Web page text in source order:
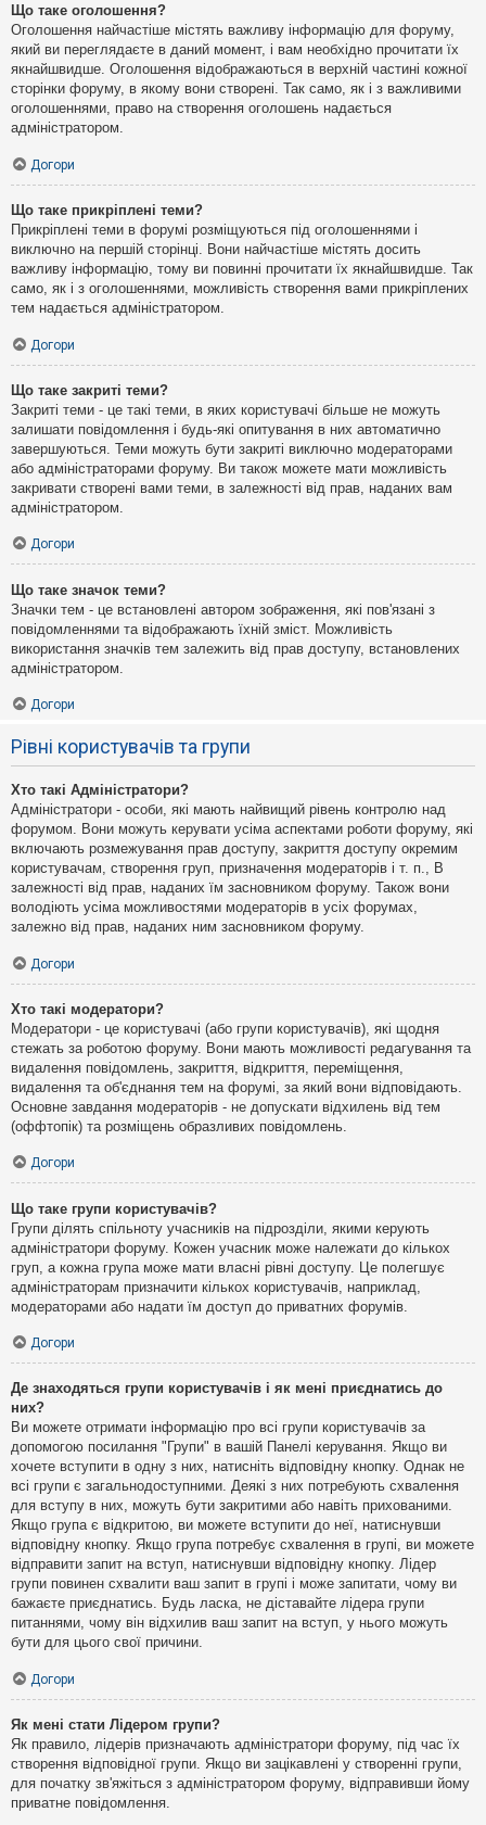
Що таке оголошення?
Оголошення найчастіше містять важливу інформацію для форуму,
який ви переглядаєте в даний момент, і вам необхідно прочитати їх
якнайшвидше. Оголошення відображаються в верхній частині кожної
сторінки форуму, в якому вони створені. Так само, як і з важливими
оголошеннями, право на створення оголошень надається
адміністратором.
Догори
Що таке прикріплені теми?
Прикріплені теми в форумі розміщуються під оголошеннями і
виключно на першій сторінці. Вони найчастіше містять досить
важливу інформацію, тому ви повинні прочитати їх якнайшвидше. Так
само, як і з оголошеннями, можливість створення вами прикріплених
тем надається адміністратором.
Догори
Що таке закриті теми?
Закриті теми - це такі теми, в яких користувачі більше не можуть
залишати повідомлення і будь-які опитування в них автоматично
завершуються. Теми можуть бути закриті виключно модераторами
або адміністраторами форуму. Ви також можете мати можливість
закривати створені вами теми, в залежності від прав, наданих вам
адміністратором.
Догори
Що таке значок теми?
Значки тем - це встановлені автором зображення, які пов'язані з
повідомленнями та відображають їхній зміст. Можливість
використання значків тем залежить від прав доступу, встановлених
адміністратором.
Догори
Рівні користувачів та групи
Хто такі Адміністратори?
Адміністратори - особи, які мають найвищий рівень контролю над
форумом. Вони можуть керувати усіма аспектами роботи форуму, які
включають розмежування прав доступу, закриття доступу окремим
користувачам, створення груп, призначення модераторів і т. п., В
залежності від прав, наданих їм засновником форуму. Також вони
володіють усіма можливостями модераторів в усіх форумах,
залежно від прав, наданих ним засновником форуму.
Догори
Хто такі модератори?
Модератори - це користувачі (або групи користувачів), які щодня
стежать за роботою форуму. Вони мають можливості редагування та
видалення повідомлень, закриття, відкриття, переміщення,
видалення та об'єднання тем на форумі, за який вони відповідають.
Основне завдання модераторів - не допускати відхилень від тем
(оффтопік) та розміщень образливих повідомлень.
Догори
Що таке групи користувачів?
Групи ділять спільноту учасників на підрозділи, якими керують
адміністратори форуму. Кожен учасник може належати до кількох
груп, а кожна група може мати власні рівні доступу. Це полегшує
адміністраторам призначити кількох користувачів, наприклад,
модераторами або надати їм доступ до приватних форумів.
Догори
Де знаходяться групи користувачів і як мені приєднатись до
них?
Ви можете отримати інформацію про всі групи користувачів за
допомогою посилання "Групи" в вашій Панелі керування. Якщо ви
хочете вступити в одну з них, натисніть відповідну кнопку. Однак не
всі групи є загальнодоступними. Деякі з них потребують схвалення
для вступу в них, можуть бути закритими або навіть прихованими.
Якщо група є відкритою, ви можете вступити до неї, натиснувши
відповідну кнопку. Якщо група потребує схвалення в групі, ви можете
відправити запит на вступ, натиснувши відповідну кнопку. Лідер
групи повинен схвалити ваш запит в групі і може запитати, чому ви
бажаєте приєднатись. Будь ласка, не діставайте лідера групи
питаннями, чому він відхилив ваш запит на вступ, у нього можуть
бути для цього свої причини.
Догори
Як мені стати Лідером групи?
Як правило, лідерів призначають адміністратори форуму, під час їх
створення відповідної групи. Якщо ви зацікавлені у створенні групи,
для початку зв'яжіться з адміністратором форуму, відправивши йому
приватне повідомлення.